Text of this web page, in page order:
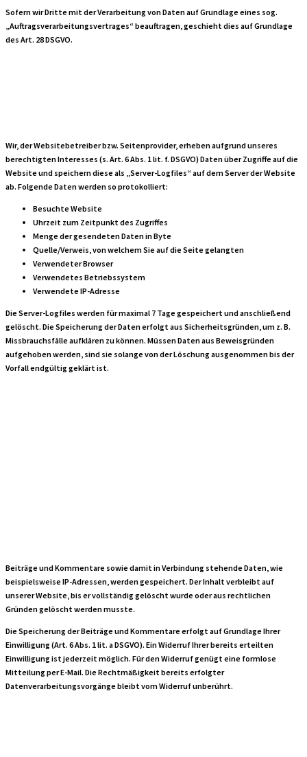
Sofern wir Dritte mit der Verarbeitung von Daten auf Grundlage eines sog.
„Auftragsverarbeitungsvertrages“ beauftragen, geschieht dies auf Grundlage
des Art. 28 DSGVO.
Wir, der Websitebetreiber bzw. Seitenprovider, erheben aufgrund unseres
berechtigten Interesses (s. Art. 6 Abs. 1 lit. f. DSGVO) Daten über Zugriffe auf die
Website und speichern diese als „Server-Logfiles“ auf dem Server der Website
ab. Folgende Daten werden so protokolliert:
Besuchte Website
Uhrzeit zum Zeitpunkt des Zugriffes
Menge der gesendeten Daten in Byte
Quelle/Verweis, von welchem Sie auf die Seite gelangten
Verwendeter Browser
Verwendetes Betriebssystem
Verwendete IP-Adresse
Die Server-Logfiles werden für maximal 7 Tage gespeichert und anschließend
gelöscht. Die Speicherung der Daten erfolgt aus Sicherheitsgründen, um z. B.
Missbrauchsfälle aufklären zu können. Müssen Daten aus Beweisgründen
aufgehoben werden, sind sie solange von der Löschung ausgenommen bis der
Vorfall endgültig geklärt ist.
Beiträge und Kommentare sowie damit in Verbindung stehende Daten, wie
beispielsweise IP-Adressen, werden gespeichert. Der Inhalt verbleibt auf
unserer Website, bis er vollständig gelöscht wurde oder aus rechtlichen
Gründen gelöscht werden musste.
Die Speicherung der Beiträge und Kommentare erfolgt auf Grundlage Ihrer
Einwilligung (Art. 6 Abs. 1 lit. a DSGVO). Ein Widerruf Ihrer bereits erteilten
Einwilligung ist jederzeit möglich. Für den Widerruf genügt eine formlose
Mitteilung per E-Mail. Die Rechtmäßigkeit bereits erfolgter
Datenverarbeitungsvorgänge bleibt vom Widerruf unberührt.